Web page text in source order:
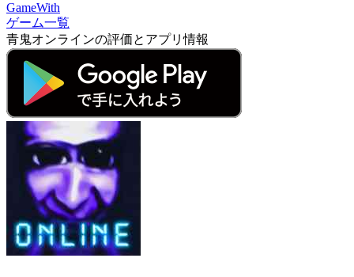
GameWith
ゲーム一覧
青鬼オンラインの評価とアプリ情報